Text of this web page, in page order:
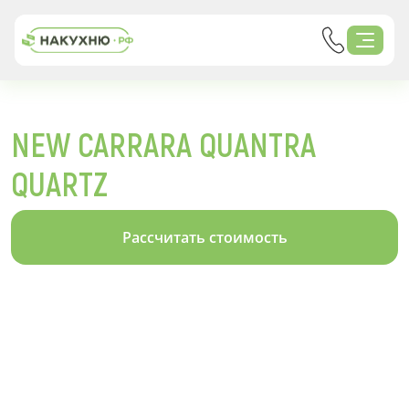
NEW CARRARA QUANTRA
QUARTZ
Рассчитать стоимость